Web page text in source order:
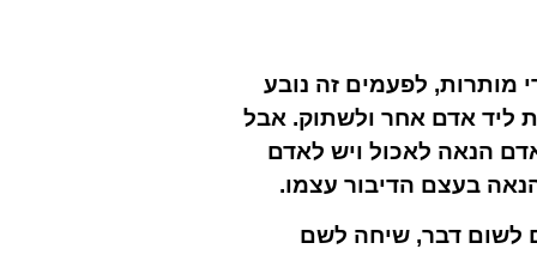
מותרות, לפעמים זה נובע
ליד אדם אחר ולשתוק. אבל
הנאה לאכול ויש לאדם
בעצם הדיבור עצמו.
לשום דבר, שיחה לשם